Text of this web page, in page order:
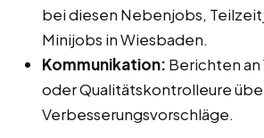
bei diesen Nebenjobs,
Minijobs in Wiesbaden.
Kommunikation: Berichten
oder Qualitätskontrolleure
Verbesserungsvorschläge.